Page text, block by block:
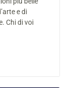
e di
Chi di voi